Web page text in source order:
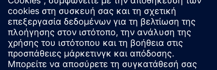
Διαμορφωτής SIPROTEC 5
SiePortal - Ηλεκτρονικό Κατάστημα
SIPROTEC 7VK87 στο SiePortal
Τεχνική τεκμηρίωση, υλικολογισμικό, παραδείγματα